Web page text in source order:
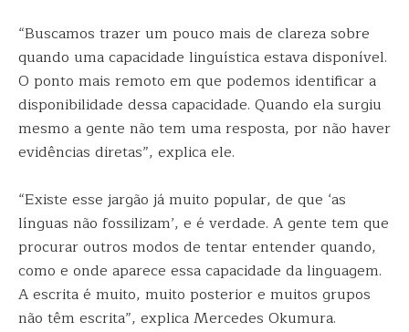
“Buscamos trazer um pouco mais de clareza sobre
quando uma capacidade linguística estava disponível.
O ponto mais remoto em que podemos identificar a
disponibilidade dessa capacidade. Quando ela surgiu
mesmo a gente não tem uma resposta, por não haver
evidências diretas”, explica ele.
“Existe esse jargão já muito popular, de que ‘as
línguas não fossilizam’, e é verdade. A gente tem que
procurar outros modos de tentar entender quando,
como e onde aparece essa capacidade da linguagem.
A escrita é muito, muito posterior e muitos grupos
não têm escrita”, explica Mercedes Okumura.